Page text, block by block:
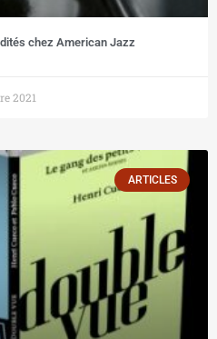
chez American Jazz
2021
ARTICLES